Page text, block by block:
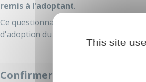
remis à l'adoptant.
Ce questionnaire porte sur la situation
d'adoption du candidat à l'adoption.
Confirmer la demande
This site